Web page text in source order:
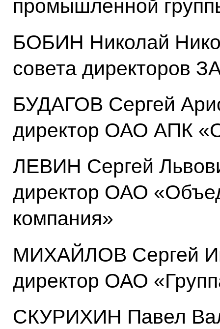
промышленной
БОБИН Николай
совета директоров
БУДАГОВ Сергей
директор ОАО АПК
ЛЕВИН Сергей
директор ОАО
компания»
МИХАЙЛОВ Сергей
директор ОАО
СКУРИХИН Павел